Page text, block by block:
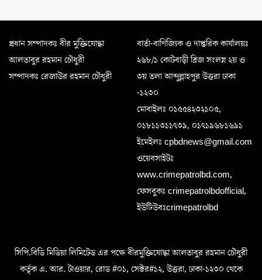
প্রধান সম্পাদকঃ বীর মুক্তিযোদ্ধা
আলতাবুর রহমান চৌধুরী
সম্পাদকঃ রেজাউর রহমান চৌধুরী
বার্তা-বাণিজ্যিক ও দাপ্তরিক কার্যালয়ঃ
২৬৮/১ কোটবাড়ী ব্রিজ সংলগ্ন ২য় ও
৩য় তলা আব্দুল্লাহপুর উত্তরা ঢাকা
-১২৩০
মোবাইলঃ ০১৫৫৪২৩২১০৫,
০১৮১১৩১১৭৩৯, ০১৭১৯৬৮১৬৯১
ইমেইলঃ cpbdnews@gmail.com
ওয়েবসাইটঃ
www.crimepatrolbd.com,
ফেসবুকঃ crimepatrolbdofficial,
ইউটিউবঃcrimepatrolbd
সিপি.বিডি মিডিয়া লিমিটেড এর পক্ষে বীরমুক্তিযোদ্ধা আলতাবুর রহমান চৌধুরী
কর্তৃক এ. আর. টাওয়ার, রোড #০১, সেক্টর#১২, উত্তরা, ঢাকা-১২৩০ থেকে